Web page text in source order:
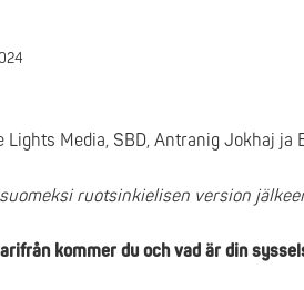
Lights Media, SBD, Antranig Jokhaj ja
ruotsinkielisen version
kommer du och vad är din